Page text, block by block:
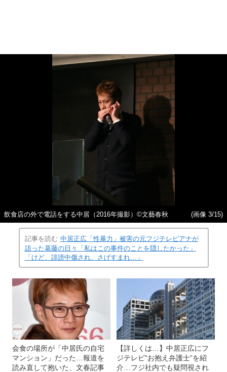
飲食店の外で電話をする中居（2016年撮影）©文藝春秋 (画像 3/15)
記事を読む 中居正広「性暴力」被害の元フジテレビアナが
語った葛藤の日々「私はこの事件のことを隠したかった」
「けど、誹謗中傷され、さげすまれ…」
会食の場所が「中居氏の自宅
マンション」だった…報道を
読み直して抱いた、文春記事
【詳しくは…】中居正広にフ
ジテレビ“お抱え弁護士”を紹
介…フジ社内でも疑問視され